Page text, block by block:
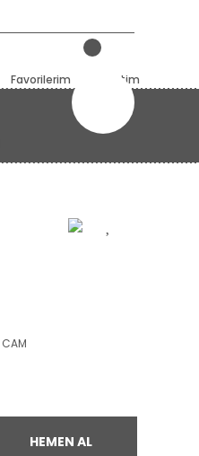
Favorilerim Sepetim
CAM
HEMEN AL